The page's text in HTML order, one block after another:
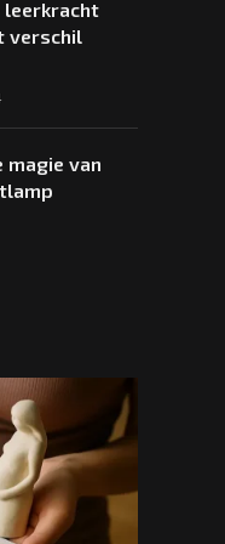
leerkracht
verschil
magie van